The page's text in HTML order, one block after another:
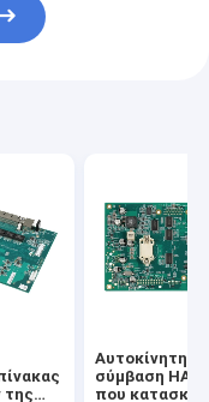
Αυτοκίνητη
σύμβαση
που